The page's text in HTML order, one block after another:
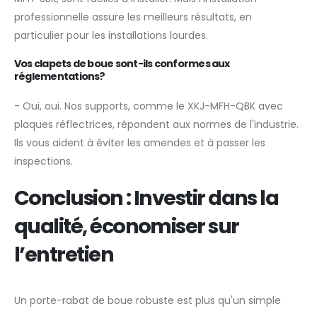
professionnelle assure les meilleurs résultats, en
particulier pour les installations lourdes.
Vos clapets de boue sont-ils conformes aux
réglementations?
- Oui, oui. Nos supports, comme le XKJ-MFH-QBK avec
plaques réflectrices, répondent aux normes de l'industrie.
Ils vous aident à éviter les amendes et à passer les
inspections.
Conclusion : Investir dans la
qualité, économiser sur
l’entretien
Un porte-rabat de boue robuste est plus qu'un simple